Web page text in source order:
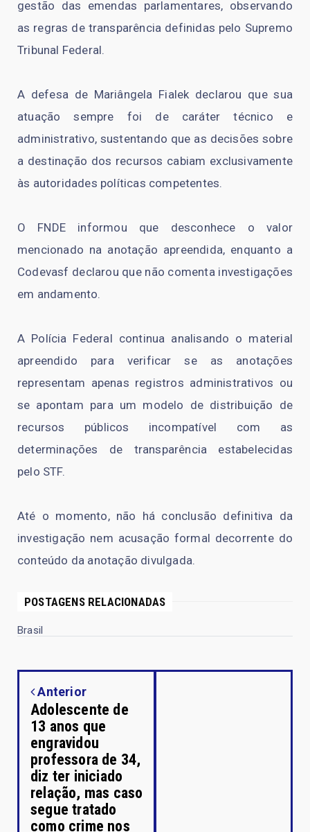
gestão das emendas parlamentares, observando
as regras de transparência definidas pelo Supremo
Tribunal Federal.
A defesa de Mariângela Fialek declarou que sua
atuação sempre foi de caráter técnico e
administrativo, sustentando que as decisões sobre
a destinação dos recursos cabiam exclusivamente
às autoridades políticas competentes.
O FNDE informou que desconhece o valor
mencionado na anotação apreendida, enquanto a
Codevasf declarou que não comenta investigações
em andamento.
A Polícia Federal continua analisando o material
apreendido para verificar se as anotações
representam apenas registros administrativos ou
se apontam para um modelo de distribuição de
recursos públicos incompatível com as
determinações de transparência estabelecidas
pelo STF.
Até o momento, não há conclusão definitiva da
investigação nem acusação formal decorrente do
conteúdo da anotação divulgada.
POSTAGENS RELACIONADAS
Brasil
Anterior
Adolescente de
13 anos que
engravidou
professora de 34,
diz ter iniciado
relação, mas caso
segue tratado
como crime nos